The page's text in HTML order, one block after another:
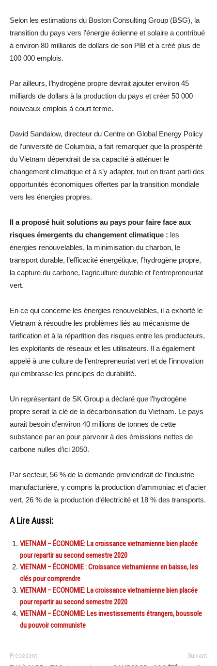
Selon les estimations du Boston Consulting Group (BSG), la
transition du pays vers l’énergie éolienne et solaire a contribué
à environ 80 milliards de dollars de son PIB et a créé plus de
100 000 emplois.
Par ailleurs, l’hydrogène propre devrait ajouter environ 45
milliards de dollars à la production du pays et créer 50 000
nouveaux emplois à court terme.
David Sandalow, directeur du Centre on Global Energy Policy
de l’université de Columbia, a fait remarquer que la prospérité
du Vietnam dépendrait de sa capacité à atténuer le
changement climatique et à s’y adapter, tout en tirant parti des
opportunités économiques offertes par la transition mondiale
vers les énergies propres.
Il a proposé huit solutions au pays pour faire face aux
risques émergents du changement climatique : les
énergies renouvelables, la minimisation du charbon, le
transport durable, l’efficacité énergétique, l’hydrogène propre,
la capture du carbone, l’agriculture durable et l’entrepreneuriat
vert.
En ce qui concerne les énergies renouvelables, il a exhorté le
Vietnam à résoudre les problèmes liés au mécanisme de
tarification et à la répartition des risques entre les producteurs,
les exploitants de réseaux et les utilisateurs. Il a également
appelé à une culture de l’entrepreneuriat vert et de l’innovation
qui embrasse les principes de durabilité.
Un représentant de SK Group a déclaré que l’hydrogène
propre serait la clé de la décarbonisation du Vietnam. Le pays
aurait besoin d’environ 40 millions de tonnes de cette
substance par an pour parvenir à des émissions nettes de
carbone nulles d’ici 2050.
Par secteur, 56 % de la demande proviendrait de l’industrie
manufacturière, y compris la production d’ammoniac et d’acier
vert, 26 % de la production d’électricité et 18 % des transports.
A Lire Aussi:
VIETNAM – ÉCONOMIE: La croissance vietnamienne bien placée
pour repartir au second semestre 2020
VIETNAM – ÉCONOMIE : Croissance vietnamienne en baisse, les
clés pour comprendre
VIETNAM – ECONOMIE: La croissance vietnamienne bien placée
pour repartir au second semestre 2020
VIETNAM – ÉCONOMIE: Les investissements étrangers, boussole
du pouvoir communiste
Précédent Suivant